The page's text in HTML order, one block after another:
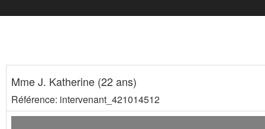
Mme J. Katherine (22 ans)
Référence: intervenant_421014512